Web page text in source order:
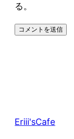
る。
Eriii'sCafe